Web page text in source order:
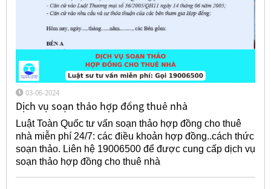
03-06-2024
Dịch vụ soạn thảo hợp đồng thuê nhà
Luật Toàn Quốc tư vấn soạn thảo hợp đồng cho thuê
nhà miễn phí 24/7: các điều khoản hợp đồng..cách thức
soạn thảo. Liên hệ 19006500 để được cung cấp dịch vụ
soạn thảo hợp đồng cho thuê nhà